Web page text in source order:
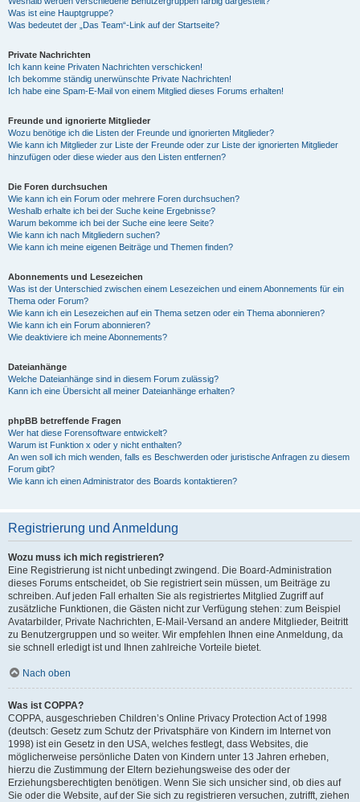
Was ist eine Hauptgruppe?
Was bedeutet der „Das Team“-Link auf der Startseite?
Private Nachrichten
Ich kann keine Privaten Nachrichten verschicken!
Ich bekomme ständig unerwünschte Private Nachrichten!
Ich habe eine Spam-E-Mail von einem Mitglied dieses Forums erhalten!
Freunde und ignorierte Mitglieder
Wozu benötige ich die Listen der Freunde und ignorierten Mitglieder?
Wie kann ich Mitglieder zur Liste der Freunde oder zur Liste der ignorierten Mitglieder
hinzufügen oder diese wieder aus den Listen entfernen?
Die Foren durchsuchen
Wie kann ich ein Forum oder mehrere Foren durchsuchen?
Weshalb erhalte ich bei der Suche keine Ergebnisse?
Warum bekomme ich bei der Suche eine leere Seite?
Wie kann ich nach Mitgliedern suchen?
Wie kann ich meine eigenen Beiträge und Themen finden?
Abonnements und Lesezeichen
Was ist der Unterschied zwischen einem Lesezeichen und einem Abonnements für ein
Thema oder Forum?
Wie kann ich ein Lesezeichen auf ein Thema setzen oder ein Thema abonnieren?
Wie kann ich ein Forum abonnieren?
Wie deaktiviere ich meine Abonnements?
Dateianhänge
Welche Dateianhänge sind in diesem Forum zulässig?
Kann ich eine Übersicht all meiner Dateianhänge erhalten?
phpBB betreffende Fragen
Wer hat diese Forensoftware entwickelt?
Warum ist Funktion x oder y nicht enthalten?
An wen soll ich mich wenden, falls es Beschwerden oder juristische Anfragen zu diesem
Forum gibt?
Wie kann ich einen Administrator des Boards kontaktieren?
Registrierung und Anmeldung
Wozu muss ich mich registrieren?
Eine Registrierung ist nicht unbedingt zwingend. Die Board-Administration
dieses Forums entscheidet, ob Sie registriert sein müssen, um Beiträge zu
schreiben. Auf jeden Fall erhalten Sie als registriertes Mitglied Zugriff auf
zusätzliche Funktionen, die Gästen nicht zur Verfügung stehen: zum Beispiel
Avatarbilder, Private Nachrichten, E-Mail-Versand an andere Mitglieder, Beitritt
zu Benutzergruppen und so weiter. Wir empfehlen Ihnen eine Anmeldung, da
sie schnell erledigt ist und Ihnen zahlreiche Vorteile bietet.
Nach oben
Was ist COPPA?
COPPA, ausgeschrieben Children’s Online Privacy Protection Act of 1998
(deutsch: Gesetz zum Schutz der Privatsphäre von Kindern im Internet von
1998) ist ein Gesetz in den USA, welches festlegt, dass Websites, die
möglicherweise persönliche Daten von Kindern unter 13 Jahren erheben,
hierzu die Zustimmung der Eltern beziehungsweise des oder der
Erziehungsberechtigten benötigen. Wenn Sie sich unsicher sind, ob dies auf
Sie oder die Website, auf der Sie sich zu registrieren versuchen, zutrifft, ziehen